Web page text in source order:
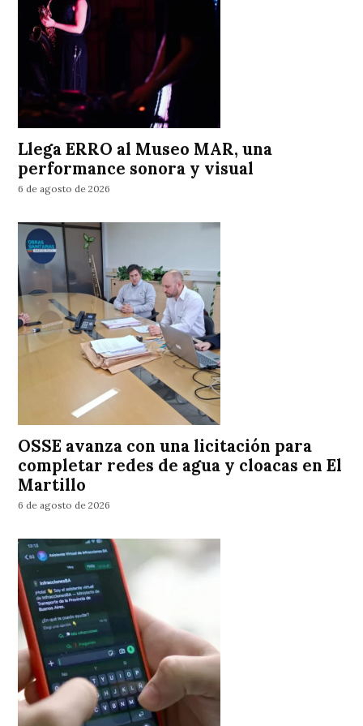
Llega ERRO al Museo MAR, una
performance sonora y visual
6 de agosto de 2026
OSSE avanza con una licitación para
completar redes de agua y cloacas en El
Martillo
6 de agosto de 2026